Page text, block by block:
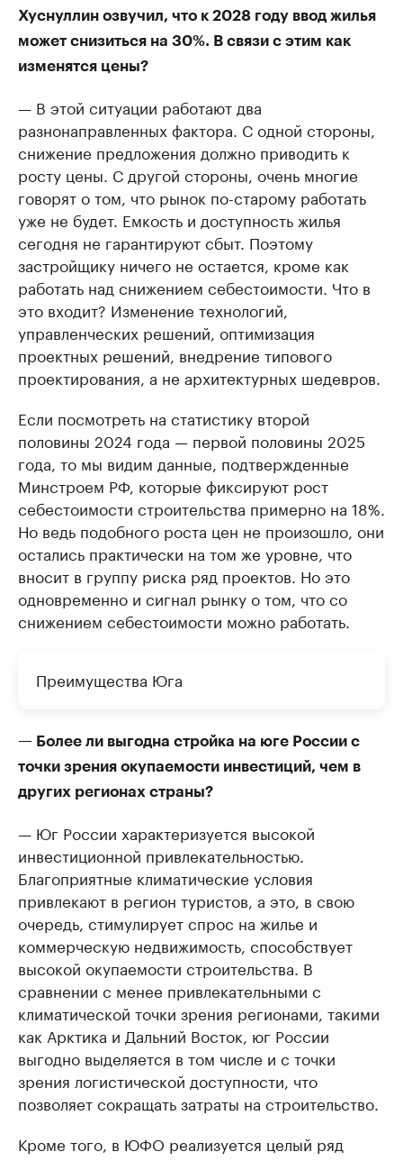
Хуснуллин озвучил, что к 2028 году ввод жилья
может снизиться на 30%. В связи с этим как
изменятся цены?
— В этой ситуации работают два
разнонаправленных фактора. С одной стороны,
снижение предложения должно приводить к
росту цены. С другой стороны, очень многие
говорят о том, что рынок по-старому работать
уже не будет. Емкость и доступность жилья
сегодня не гарантируют сбыт. Поэтому
застройщику ничего не остается, кроме как
работать над снижением себестоимости. Что в
это входит? Изменение технологий,
управленческих решений, оптимизация
проектных решений, внедрение типового
проектирования, а не архитектурных шедевров.
Если посмотреть на статистику второй
половины 2024 года — первой половины 2025
года, то мы видим данные, подтвержденные
Минстроем РФ, которые фиксируют рост
себестоимости строительства примерно на 18%.
Но ведь подобного роста цен не произошло, они
остались практически на том же уровне, что
вносит в группу риска ряд проектов. Но это
одновременно и сигнал рынку о том, что со
снижением себестоимости можно работать.
Преимущества Юга
— Более ли выгодна стройка на юге России с
точки зрения окупаемости инвестиций, чем в
других регионах страны?
— Юг России характеризуется высокой
инвестиционной привлекательностью.
Благоприятные климатические условия
привлекают в регион туристов, а это, в свою
очередь, стимулирует спрос на жилье и
коммерческую недвижимость, способствует
высокой окупаемости строительства. В
сравнении с менее привлекательными с
климатической точки зрения регионами, такими
как Арктика и Дальний Восток, юг России
выгодно выделяется в том числе и с точки
зрения логистической доступности, что
позволяет сокращать затраты на строительство.
Кроме того, в ЮФО реализуется целый ряд